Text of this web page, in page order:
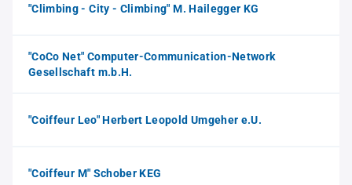
"Climbing - City - Climbing" M. Hailegger KG
"CoCo Net" Computer-Communication-Network
Gesellschaft m.b.H.
"Coiffeur Leo" Herbert Leopold Umgeher e.U.
"Coiffeur M" Schober KEG